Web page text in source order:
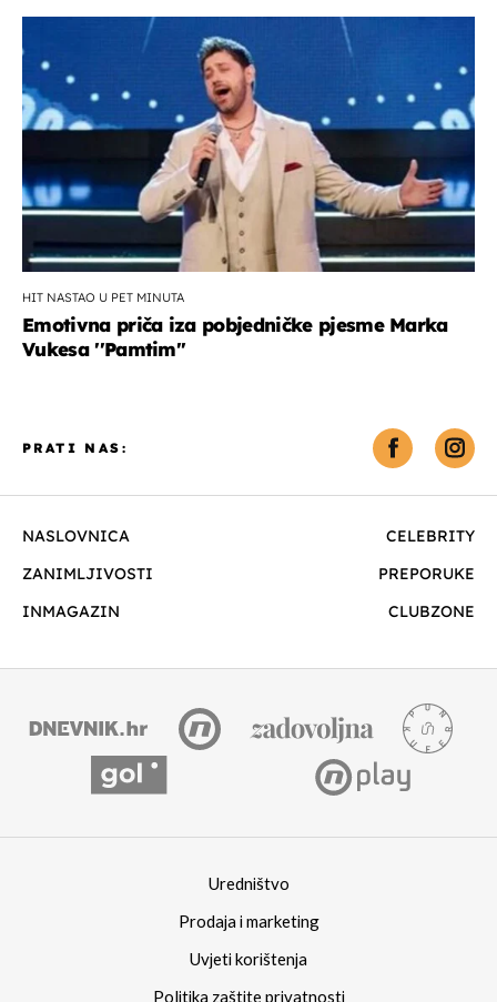
HIT NASTAO U PET MINUTA
Emotivna priča iza pobjedničke pjesme Marka
Vukesa ''Pamtim''
NASLOVNICA
CELEBRITY
ZANIMLJIVOSTI
PREPORUKE
INMAGAZIN
CLUBZONE
PRATI NAS:
Uredništvo
Prodaja i marketing
Uvjeti korištenja
Politika zaštite privatnosti